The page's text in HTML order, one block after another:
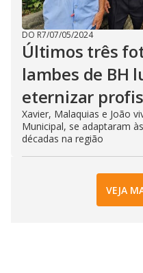
DO R7/07/05/2024
Últimos três
lambes de BH
eternizar
Xavier, Malaquias e João
Municipal, se adaptaram
décadas na região
VEJA